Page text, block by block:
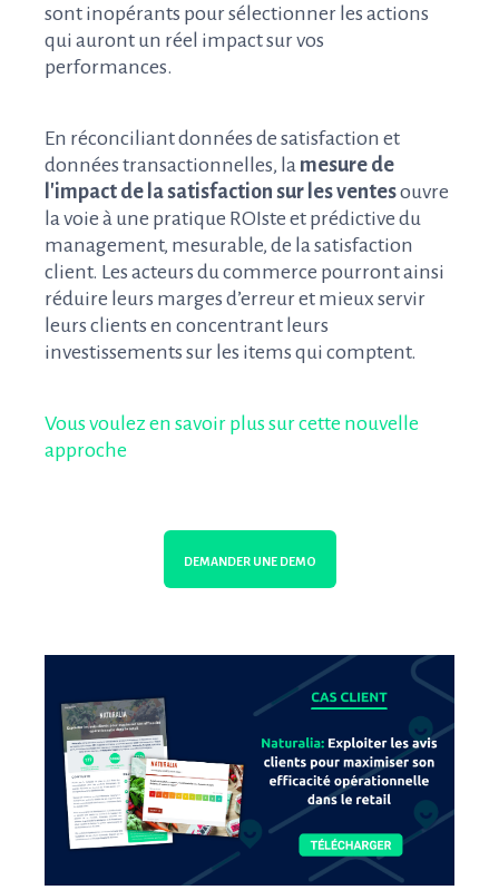
sont inopérants pour sélectionner les actions
qui auront un réel impact sur vos
performances.
En réconciliant données de satisfaction et
données transactionnelles, la mesure de
l'impact de la satisfaction sur les ventesouvre
la voie à une pratique ROIste et prédictive du
management, mesurable, de la satisfaction
client. Les acteurs du commerce pourront ainsi
réduire leurs marges d’erreur et mieux servir
leurs clients en concentrant leurs
investissements sur les items qui comptent.
Vous voulez en savoir plus sur cette nouvelle
approche
DEMANDER UNE DEMO